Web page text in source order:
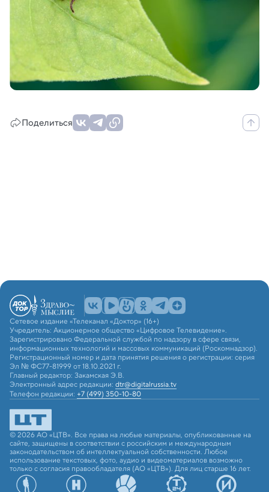
Поделиться
Сетевое издание «Телеканал «Доктор» (16+)
Учредитель: Акционерное общество «Цифровое Телевидение».
Зарегистрировано Федеральной службой по надзору в сфере связи,
информационных технологий и массовых коммуникаций (Роскомнадзор).
Регистрационный номер и дата принятия решения о регистрации: серия
Эл № ФС77-81999 от 18.10.2021 г.
Главный редактор: Закамская Э.В.
Электронный адрес редакции: dtr@digitalrussia.tv
Телефон редакции: +7 (499) 350-10-80
© 2026 АО «ЦТВ». Все права на любые материалы, опубликованные на
сайте, защищены в соответствии с российским и международным
законодательством об интеллектуальной собственности. Любое
использование текстовых, фото, аудио и видеоматериалов возможно
только с согласия правообладателя (АО «ЦТВ»). Для лиц старше 16 лет.